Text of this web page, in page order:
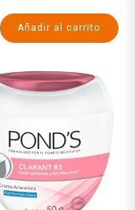
Añadir al carrito